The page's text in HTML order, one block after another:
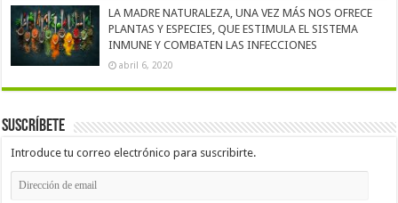
LA MADRE NATURALEZA, UNA VEZ MÁS NOS OFRECE
PLANTAS Y ESPECIES, QUE ESTIMULA EL SISTEMA
INMUNE Y COMBATEN LAS INFECCIONES
abril 6, 2020
Suscríbete
Introduce tu correo electrónico para suscribirte.
Dirección
de